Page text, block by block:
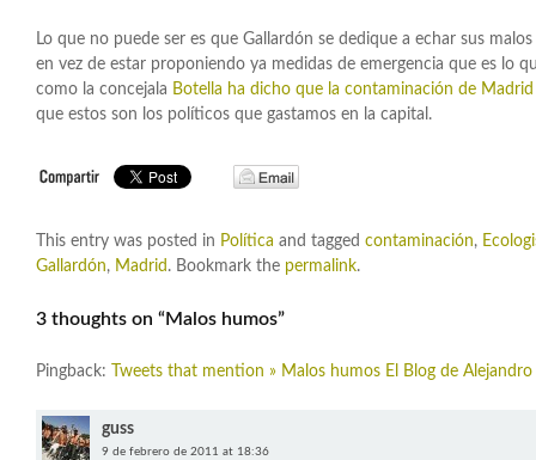
Lo que no puede ser es que Gallardón se dedique a echar sus
en vez de estar proponiendo ya medidas de emergencia que es lo
como la concejala Botella ha dicho que la contaminación de
que estos son los políticos que gastamos en la capital.
This entry was posted in Política and tagged contaminación,
Gallardón, Madrid . Bookmark the permalink.
3 thoughts on “ Malos humos”
Pingback: Tweets that mention » Malos humos El Blog de
guss
9 de febrero de 2011 at 18:36